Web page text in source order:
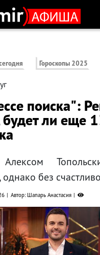
Гороскопы 2025
поиска":
будет ли еще
однако без
Автор: Шапарь Анастасия